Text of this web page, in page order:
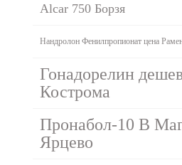
Alcar 750 Борзя
Нандролон Фенилпропионат цена
Гонадорелин
Кострома
Пронабол-10 В
Ярцево